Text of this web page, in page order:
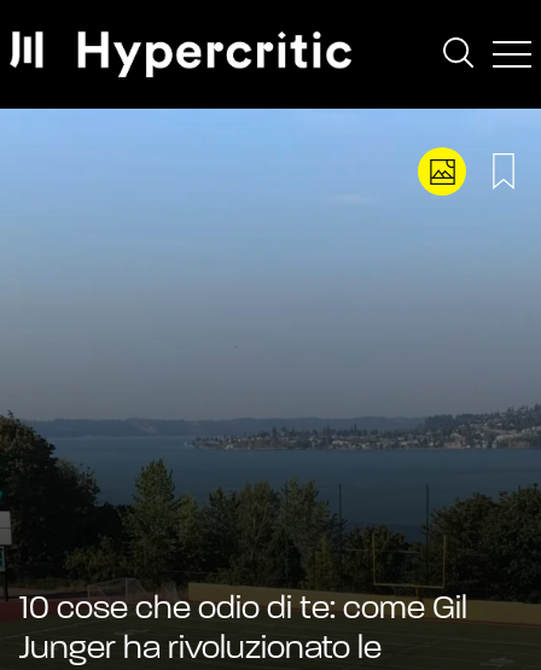
10 cose che odio di te: come Gil
Junger ha rivoluzionato le